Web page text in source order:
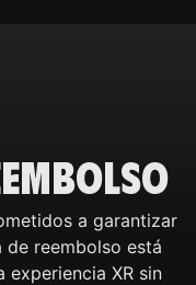
a garantizar
reembolso está
experiencia XR sin